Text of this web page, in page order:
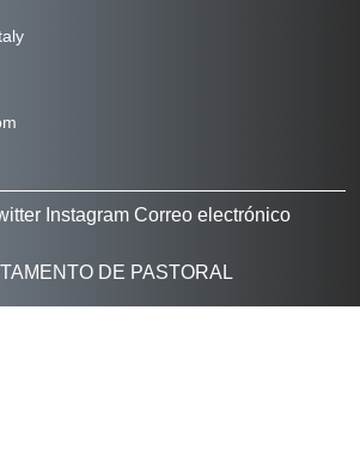
Instagram Correo electrónico
DE PASTORAL